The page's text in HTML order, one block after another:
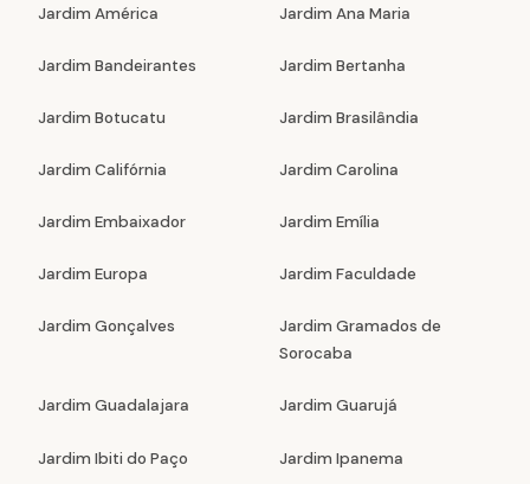
Jardim América Jardim Ana Maria
Jardim Bandeirantes Jardim Bertanha
Jardim Botucatu Jardim Brasilândia
Jardim Califórnia Jardim Carolina
Jardim Embaixador Jardim Emília
Jardim Europa Jardim Faculdade
Jardim Gonçalves
Jardim Gramados de
Sorocaba
Jardim Guadalajara Jardim Guarujá
Jardim Ibiti do Paço Jardim Ipanema